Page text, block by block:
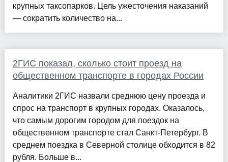
крупных таксопарков. Цель ужесточения наказаний
— сократить количество на...
2ГИС показал, сколько стоит проезд на
общественном транспорте в городах России
Аналитики 2ГИС назвали среднюю цену проезда и
спрос на транспорт в крупных городах. Оказалось,
что самым дорогим городом для поездок на
общественном транспорте стал Санкт-Петербург. В
среднем поездка в Северной столице обходится в 82
рубля. Больше в...